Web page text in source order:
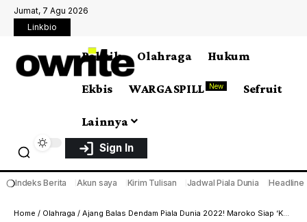
Jumat, 7 Agu 2026
Linkbio
Politik Olahraga Hukum
Ekbis WARGA SPILL New Sefruit
Lainnya
Sign In
❍Indeks Berita Akun saya Kirim Tulisan Jadwal Piala Dunia Headline
Home / Olahraga / Ajang Balas Dendam Piala Dunia 2022! Maroko Siap ‘Kunyah’ Prancis di Perempat Final